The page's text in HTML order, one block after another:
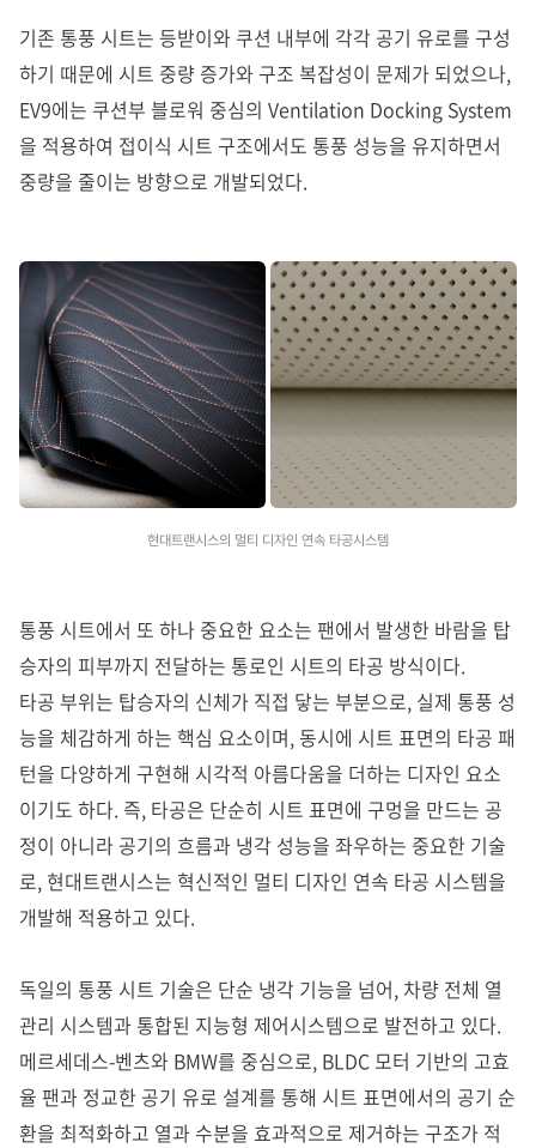
기존 통풍 시트는 등받이와 쿠션 내부에 각각 공기 유로를 구성
하기 때문에 시트 중량 증가와 구조 복잡성이 문제가 되었으나,
EV9에는 쿠션부 블로워 중심의 Ventilation Docking System
을 적용하여 접이식 시트 구조에서도 통풍 성능을 유지하면서
중량을 줄이는 방향으로 개발되었다.
현대트랜시스의 멀티 디자인 연속 타공시스템
통풍 시트에서 또 하나 중요한 요소는 팬에서 발생한 바람을 탑
승자의 피부까지 전달하는 통로인 시트의 타공 방식이다.
타공 부위는 탑승자의 신체가 직접 닿는 부분으로, 실제 통풍 성
능을 체감하게 하는 핵심 요소이며, 동시에 시트 표면의 타공 패
턴을 다양하게 구현해 시각적 아름다움을 더하는 디자인 요소
이기도 하다. 즉, 타공은 단순히 시트 표면에 구멍을 만드는 공
정이 아니라 공기의 흐름과 냉각 성능을 좌우하는 중요한 기술
로, 현대트랜시스는 혁신적인 멀티 디자인 연속 타공 시스템을
개발해 적용하고 있다.
독일의 통풍 시트 기술은 단순 냉각 기능을 넘어, 차량 전체 열
관리 시스템과 통합된 지능형 제어시스템으로 발전하고 있다.
메르세데스-벤츠와 BMW를 중심으로, BLDC 모터 기반의 고효
율 팬과 정교한 공기 유로 설계를 통해 시트 표면에서의 공기 순
환을 최적화하고 열과 수분을 효과적으로 제거하는 구조가 적